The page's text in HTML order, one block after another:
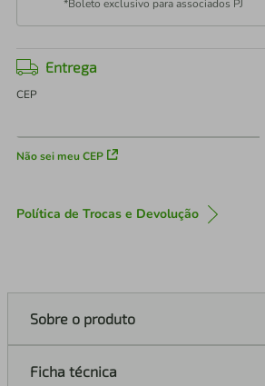
*Boleto exclusivo para associados PJ
Entrega
CEP
Não sei meu CEP
Política de Trocas e Devolução
Sobre o produto
Ficha técnica